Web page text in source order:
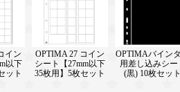
イン
以下
ット
OPTIMA 27 コイン
シート【27mm以下
35枚用】5枚セット
OPTIMAバイン
用差し込みシー
(黒) 10枚セット